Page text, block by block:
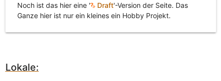
Noch ist das hier eine ' Draft'-Version der Seite. Das
Ganze hier ist nur ein kleines ein Hobby Projekt.
Lokale: